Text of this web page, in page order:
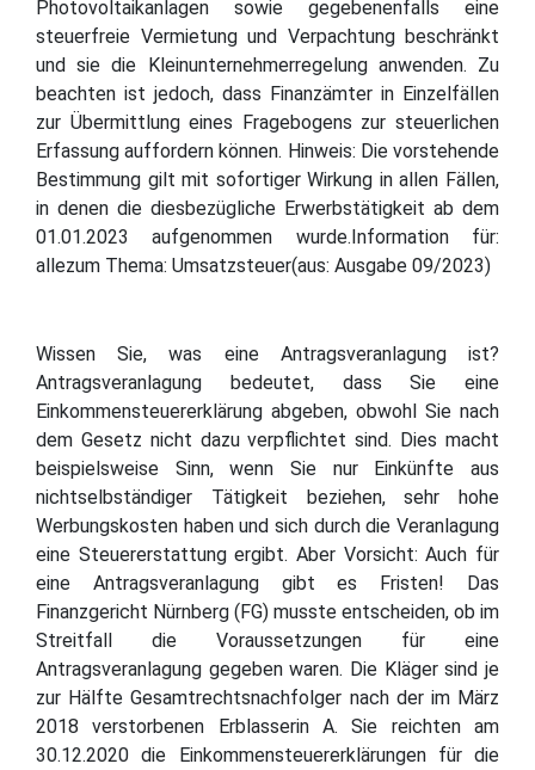
Photovoltaikanlagen sowie gegebenenfalls eine
steuerfreie Vermietung und Verpachtung beschränkt
und sie die Kleinunternehmerregelung anwenden. Zu
beachten ist jedoch, dass Finanzämter in Einzelfällen
zur Übermittlung eines Fragebogens zur steuerlichen
Erfassung auffordern können. Hinweis: Die vorstehende
Bestimmung gilt mit sofortiger Wirkung in allen Fällen,
in denen die diesbezügliche Erwerbstätigkeit ab dem
01.01.2023 aufgenommen wurde.Information für:
allezum Thema: Umsatzsteuer(aus: Ausgabe 09/2023)
Wissen Sie, was eine Antragsveranlagung ist?
Antragsveranlagung bedeutet, dass Sie eine
Einkommensteuererklärung abgeben, obwohl Sie nach
dem Gesetz nicht dazu verpflichtet sind. Dies macht
beispielsweise Sinn, wenn Sie nur Einkünfte aus
nichtselbständiger Tätigkeit beziehen, sehr hohe
Werbungskosten haben und sich durch die Veranlagung
eine Steuererstattung ergibt. Aber Vorsicht: Auch für
eine Antragsveranlagung gibt es Fristen! Das
Finanzgericht Nürnberg (FG) musste entscheiden, ob im
Streitfall die Voraussetzungen für eine
Antragsveranlagung gegeben waren. Die Kläger sind je
zur Hälfte Gesamtrechtsnachfolger nach der im März
2018 verstorbenen Erblasserin A. Sie reichten am
30.12.2020 die Einkommensteuererklärungen für die